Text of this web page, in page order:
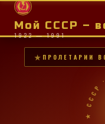
Мой СССР –
1922 — 1991
ПРОЛЕТАРИИ